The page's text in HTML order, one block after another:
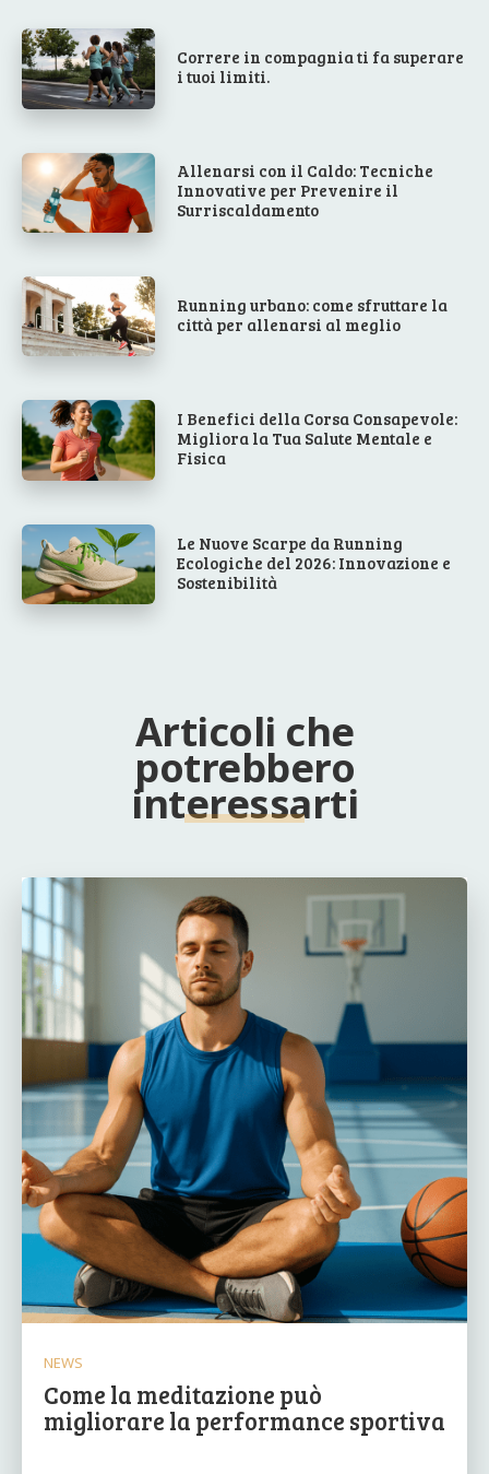
Correre in compagnia ti fa superare
i tuoi limiti.
Allenarsi con il Caldo: Tecniche
Innovative per Prevenire il
Surriscaldamento
Running urbano: come sfruttare la
città per allenarsi al meglio
I Benefici della Corsa Consapevole:
Migliora la Tua Salute Mentale e
Fisica
Le Nuove Scarpe da Running
Ecologiche del 2026: Innovazione e
Sostenibilità
Articoli che
potrebbero
interessarti
NEWS
Come la meditazione può
migliorare la performance sportiva